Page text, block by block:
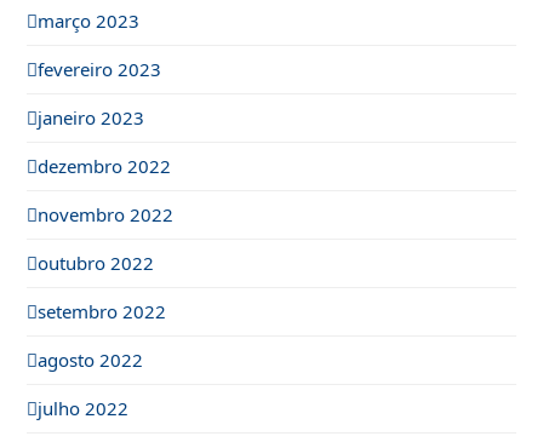
março 2023
fevereiro 2023
janeiro 2023
dezembro 2022
novembro 2022
outubro 2022
setembro 2022
agosto 2022
julho 2022